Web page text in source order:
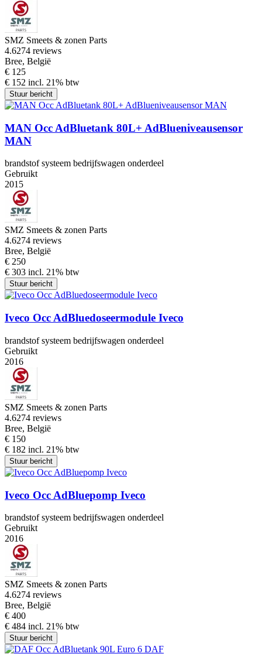
SMZ Smeets & zonen Parts
4.6274 reviews
Bree, België
€ 125
€ 152 incl. 21% btw
Stuur bericht
MAN Occ AdBluetank 80L+ AdBlueniveausensor
MAN
brandstof systeem bedrijfswagen onderdeel
Gebruikt
2015
SMZ Smeets & zonen Parts
4.6274 reviews
Bree, België
€ 250
€ 303 incl. 21% btw
Stuur bericht
Iveco Occ AdBluedoseermodule Iveco
brandstof systeem bedrijfswagen onderdeel
Gebruikt
2016
SMZ Smeets & zonen Parts
4.6274 reviews
Bree, België
€ 150
€ 182 incl. 21% btw
Stuur bericht
Iveco Occ AdBluepomp Iveco
brandstof systeem bedrijfswagen onderdeel
Gebruikt
2016
SMZ Smeets & zonen Parts
4.6274 reviews
Bree, België
€ 400
€ 484 incl. 21% btw
Stuur bericht